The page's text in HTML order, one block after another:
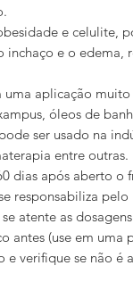
e celulite,
inchaço e o edema,
aplicação
óleos de
ser usado na
entre outras.
dias após aberto o
responsabiliza pelo
atente as
antes (use em uma
verifique se não é